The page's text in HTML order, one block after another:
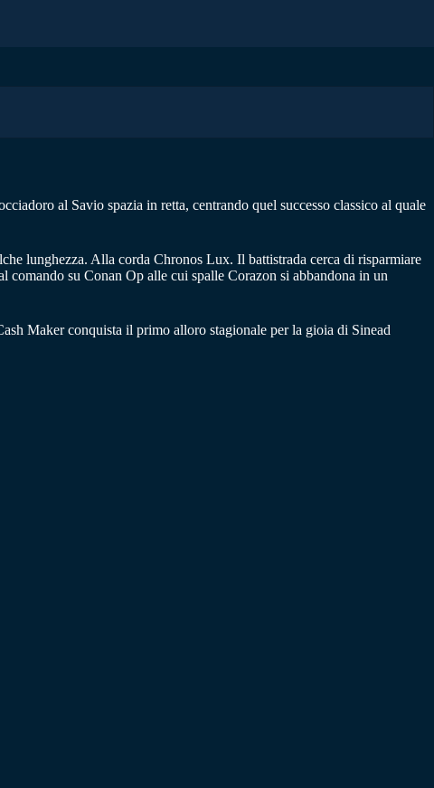
al Savio spazia in retta, centrando quel successo classico al quale
lunghezza. Alla corda Chronos Lux. Il battistrada cerca di risparmiare
comando su Conan Op alle cui spalle Corazon si abbandona in un
Maker conquista il primo alloro stagionale per la gioia di Sinead